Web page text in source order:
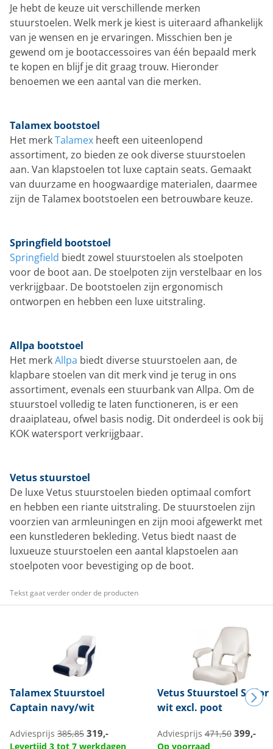
Je hebt de keuze uit verschillende merken
stuurstoelen. Welk merk je kiest is uiteraard afhankelijk
van je wensen en je ervaringen. Misschien ben je
gewend om je bootaccessoires van één bepaald merk
te kopen en blijf je dit graag trouw. Hieronder
benoemen we een aantal van die merken.
Talamex bootstoel
Het merkTalamex heeft een uiteenlopend
assortiment, zo bieden ze ook diverse stuurstoelen
aan. Van klapstoelen tot luxe captain seats. Gemaakt
van duurzame en hoogwaardige materialen, daarmee
zijn de Talamex bootstoelen een betrouwbare keuze.
Springfield bootstoel
Springfield biedt zowel stuurstoelen als stoelpoten
voor de boot aan. De stoelpoten zijn verstelbaar en los
verkrijgbaar. De bootstoelen zijn ergonomisch
ontworpen en hebben een luxe uitstraling.
Allpa bootstoel
Het merkAllpa biedt diverse stuurstoelen aan, de
klapbare stoelen van dit merk vind je terug in ons
assortiment, evenals een stuurbank van Allpa. Om de
stuurstoel volledig te laten functioneren, is er een
draaiplateau, ofwel basis nodig. Dit onderdeel is ook bij
KOK watersport verkrijgbaar.
Vetus stuurstoel
De luxe Vetus stuurstoelen bieden optimaal comfort
en hebben een riante uitstraling. De stuurstoelen zijn
voorzien van armleuningen en zijn mooi afgewerkt met
een kunstlederen bekleding. Vetus biedt naast de
luxueuze stuurstoelen een aantal klapstoelen aan
stoelpoten voor bevestiging op de boot.
Tekst gaat verder onder de producten
TalamexStuurstoel
Captain navy/wit
Adviesprijs 385,85 319,-
Levertijd 3 tot 7 werkdagen
VetusStuurstoel Sailor
wit excl. poot
Adviesprijs 471,50 399,-
Op voorraad